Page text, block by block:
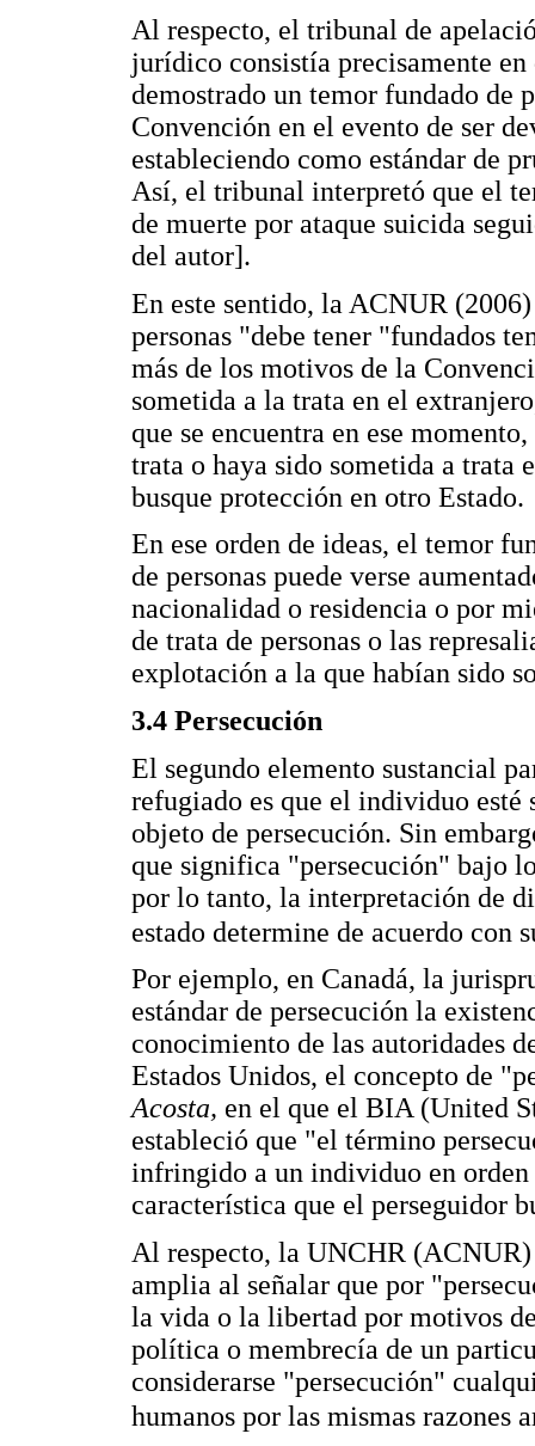
Al respecto, el tribunal de
jurídico consistía precisamente
demostrado un temor fundado de
Convención en el evento de ser
estableciendo como estándar de
Así, el tribunal interpretó que el
de muerte por ataque suicida
del autor].
En este sentido, la ACNUR
personas "debe tener "fundados
más de los motivos de la
sometida a la trata en el
que se encuentra en ese
trata o haya sido sometida a trata
busque protección en otro Estado.
En ese orden de ideas, el temor
de personas puede verse
nacionalidad o residencia o por
de trata de personas o las
explotación a la que habían sido
3.4 Persecución
El segundo elemento sustancial
refugiado es que el individuo esté
objeto de persecución. Sin
que significa "persecución" bajo
por lo tanto, la interpretación de
estado determine de acuerdo con
Por ejemplo, en Canadá, la
estándar de persecución la
conocimiento de las autoridades
Estados Unidos, el concepto de
Acosta, en el que el BIA (United
estableció que "el término
infringido a un individuo en orden
característica que el perseguidor
Al respecto, la UNCHR
amplia al señalar que por
la vida o la libertad por motivos
política o membrecía de un
considerarse "persecución"
humanos por las mismas razones